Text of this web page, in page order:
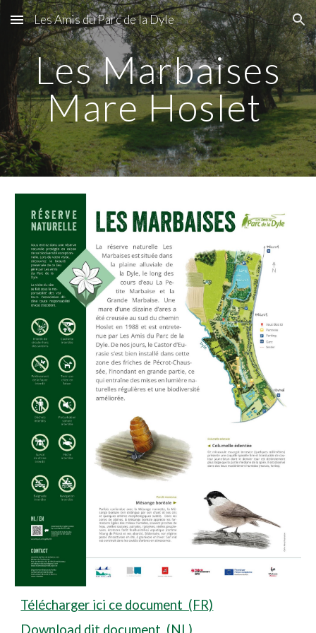
Skip to main content Skip to navigation
Les Amis du Parc de la Dyle
Les Marbaises
Mare Hoslet
Télécharger ici ce document (FR)
Download dit document (NL)